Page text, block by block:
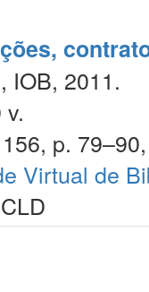
IOB, 2011.
p.
Virtual de
CLD